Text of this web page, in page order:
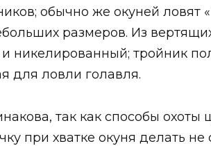
обычно же окуней
размеров. Из
никелированный; тройник
для ловли голавля.
так как способы
при хватке окуня делать